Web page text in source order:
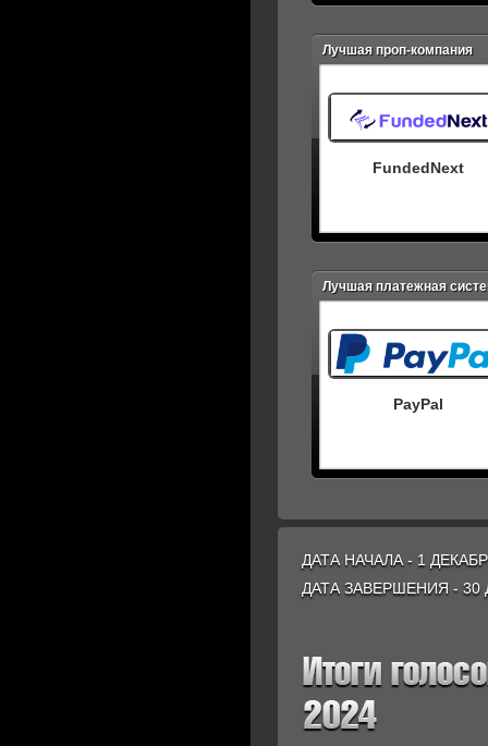
Лучшая проп-компания
FundedNext
Лучшая платежная
PayPal
ДАТА НАЧАЛА - 1
ДАТА ЗАВЕРШЕНИЯ - 30